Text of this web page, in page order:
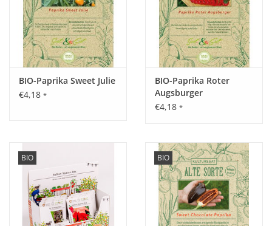
BIO-Paprika Sweet Julie
€4,18 *
BIO-Paprika Roter
Augsburger
€4,18 *
BIO BIO